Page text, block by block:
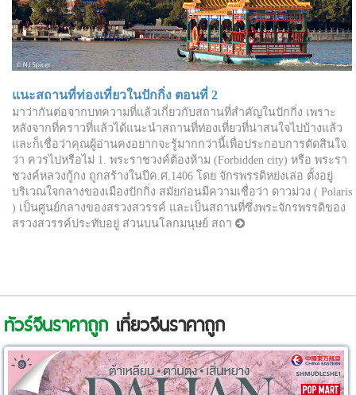
แนะสถานที่ท่องเที่ยวในปักกิ่ง ตอนที่ 2
มาว่ากันต่อจากบทความที่แล้วเกี่ยวกับสถานที่สำคัญในปักกิ่ง เพราะ
หลังจากที่คราวที่แล้วได้แนะนำสถานที่ท่องเที่ยวที่น่าสนใจไปบ้างแล้ว
และก็เชื่อว่าคุณผู้อ่านคงอยากจะรู้มากกว่านี้เพื่อประกอบการตัดสินใจ
ว่า ควรไปหรือไม่ 1. พระราชวงค์ต้องห้าม (Forbidden city) หรือ พระรา
ชวงค์หลวงกู้กง ถูกสร้างในปีค.ศ.1406 โดย จักรพรรดิหย่งเล่อ ตั้งอยู่
บริเวณใจกลางของเมืองปักกิ่ง สมัยก่อนมีความเชื่อว่า ดาวม่วง ( Polaris
) เป็นศูนย์กลางของสรวงสวรรค์ และเป็นสถานที่ซึ่งพระจักรพรรดิของ
สรวงสวรรค์ประทับอยู่ ส่วนบนโลกมนุษย์ สถา
ทัวร์จีนราคาถูก เที่ยวจีนราคาถูก